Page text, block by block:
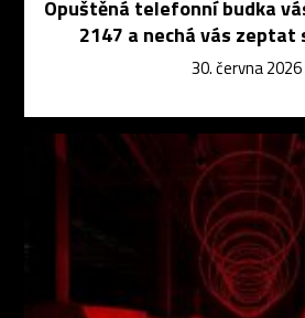
Opuštěná telefonní budka
2147 a nechá vás zeptat
30. června 2026